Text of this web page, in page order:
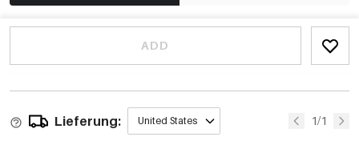
ADD
Lieferung: United States 1/1